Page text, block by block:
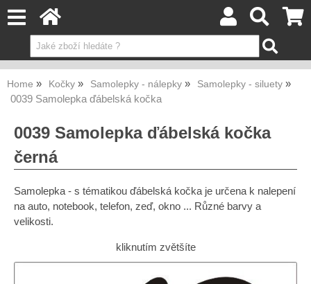
Home Kočky Samolepky - nálepky Samolepky - siluety
0039 Samolepka ďábelská kočka
0039 Samolepka ďábelská kočka
černá
Samolepka - s tématikou ďábelská kočka je určena k nalepení
na auto, notebook, telefon, zeď, okno ... Různé barvy a
velikosti.
kliknutím zvětšíte